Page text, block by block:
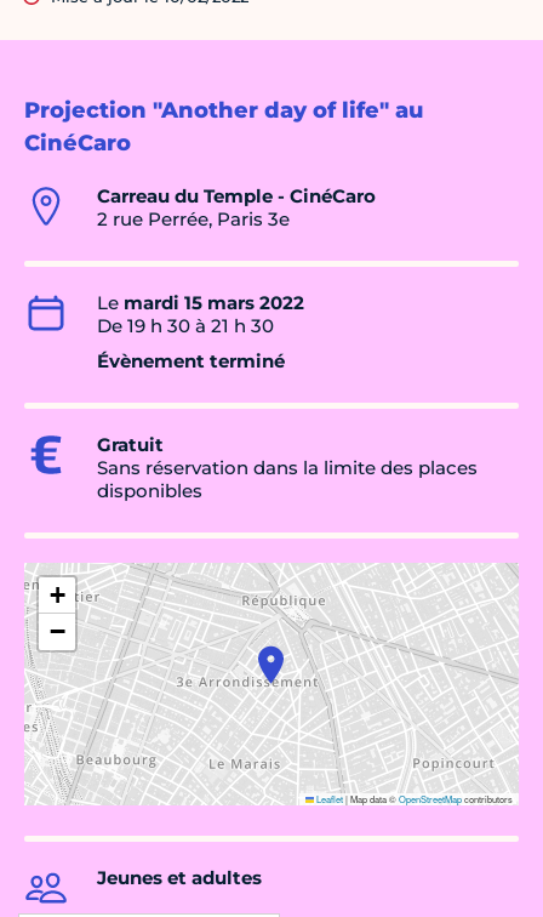
Projection "Another day of life" au
CinéCaro
Carreau du Temple - CinéCaro
2 rue Perrée, Paris 3e
Le mardi 15 mars 2022
De 19 h 30 à 21 h 30
Évènement terminé
Gratuit
Sans réservation dans la limite des places
disponibles
+
−
Leaflet|Map data ©OpenStreetMapcontributors
Jeunes et adultes